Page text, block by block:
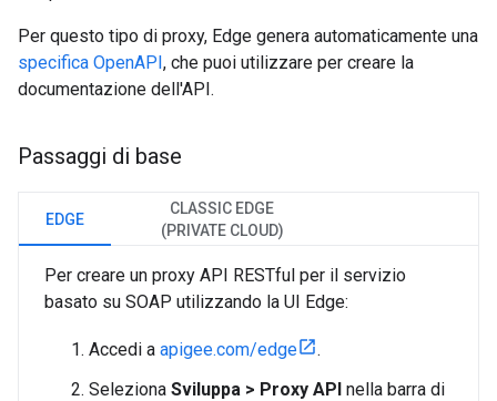
Per questo tipo di proxy, Edge genera automaticamente una
specifica OpenAPI, che puoi utilizzare per creare la
documentazione dell'API.
Passaggi di base
EDGE
CLASSIC EDGE
(PRIVATE CLOUD)
Per creare un proxy API RESTful per il servizio
basato su SOAP utilizzando la UI Edge:
Accedi a apigee.com/edge
.
Seleziona Sviluppa > Proxy API nella barra di